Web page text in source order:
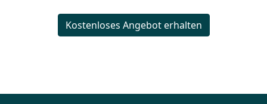
Kostenloses Angebot erhalten